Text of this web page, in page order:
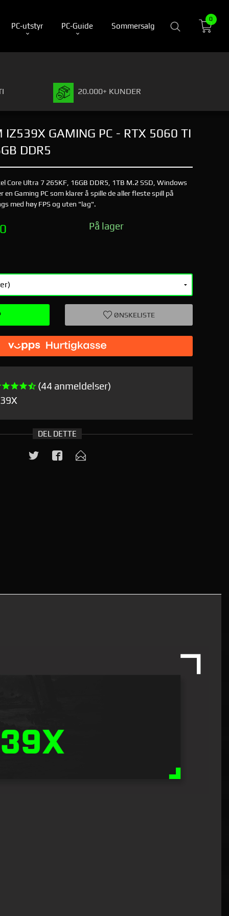
PC-utstyr PC-Guide Sommersalg
0
20.000+ KUNDER
IZ539X GAMING PC - RTX 5060 TI
DDR5
Core Ultra 7 265KF, 16GB DDR5, 1TB M.2 SSD, Windows
en Gaming PC som klarer å spille de aller fleste spill på
med høy FPS og uten "lag".
På lager
ØNSKELISTE
(44 anmeldelser)
DEL DETTE